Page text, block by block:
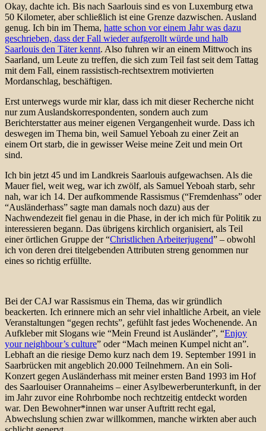
Okay, dachte ich. Bis nach Saarlouis sind es von Luxemburg etwa
50 Kilometer, aber schließlich ist eine Grenze dazwischen. Ausland
genug. Ich bin im Thema, hatte schon vor einem Jahr was dazu
geschrieben, dass der Fall wieder aufgerollt würde und halb
Saarlouis den Täter kennt. Also fuhren wir an einem Mittwoch ins
Saarland, um Leute zu treffen, die sich zum Teil fast seit dem Tattag
mit dem Fall, einem rassistisch-rechtsextrem motivierten
Mordanschlag, beschäftigen.
Erst unterwegs wurde mir klar, dass ich mit dieser Recherche nicht
nur zum Auslandskorrespondenten, sondern auch zum
Berichterstatter aus meiner eigenen Vergangenheit wurde. Dass ich
deswegen im Thema bin, weil Samuel Yeboah zu einer Zeit an
einem Ort starb, die in gewisser Weise meine Zeit und mein Ort
sind.
Ich bin jetzt 45 und im Landkreis Saarlouis aufgewachsen. Als die
Mauer fiel, weit weg, war ich zwölf, als Samuel Yeboah starb, sehr
nah, war ich 14. Der aufkommende Rassismus (“Fremdenhass” oder
“Ausländerhass” sagte man damals noch dazu) aus der
Nachwendezeit fiel genau in die Phase, in der ich mich für Politik zu
interessieren begann. Das übrigens kirchlich organisiert, als Teil
einer örtlichen Gruppe der “Christlichen Arbeiterjugend” – obwohl
ich von deren drei titelgebenden Attributen streng genommen nur
eines so richtig erfüllte.
Bei der CAJ war Rassismus ein Thema, das wir gründlich
beackerten. Ich erinnere mich an sehr viel inhaltliche Arbeit, an viele
Veranstaltungen “gegen rechts”, gefühlt fast jedes Wochenende. An
Aufkleber mit Slogans wie “Mein Freund ist Ausländer”, “Enjoy
your neighbour’s culture” oder “Mach meinen Kumpel nicht an”.
Lebhaft an die riesige Demo kurz nach dem 19. September 1991 in
Saarbrücken mit angeblich 20.000 Teilnehmern. An ein Soli-
Konzert gegen Ausländerhass mit meiner ersten Band 1993 im Hof
des Saarlouiser Orannaheims – einer Asylbewerberunterkunft, in der
im Jahr zuvor eine Rohrbombe noch rechtzeitig entdeckt worden
war. Den Bewohner*innen war unser Auftritt recht egal,
Abwechslung schien zwar willkommen, manche wirkten aber auch